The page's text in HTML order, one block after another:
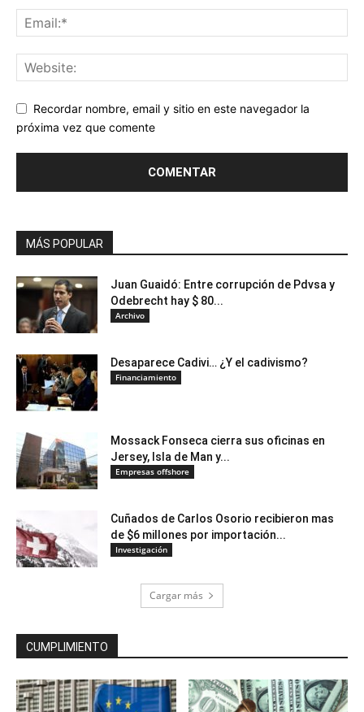
Recordar nombre, email y sitio en este navegador la
próxima vez que comente
MÁS POPULAR
Juan Guaidó: Entre corrupción de Pdvsa y
Odebrecht hay $ 80...
Archivo
Desaparece Cadivi… ¿Y el cadivismo?
Financiamiento
Mossack Fonseca cierra sus oficinas en
Jersey, Isla de Man y...
Empresas offshore
Cuñados de Carlos Osorio recibieron mas
de $6 millones por importación...
Investigación
Cargar más
CUMPLIMIENTO